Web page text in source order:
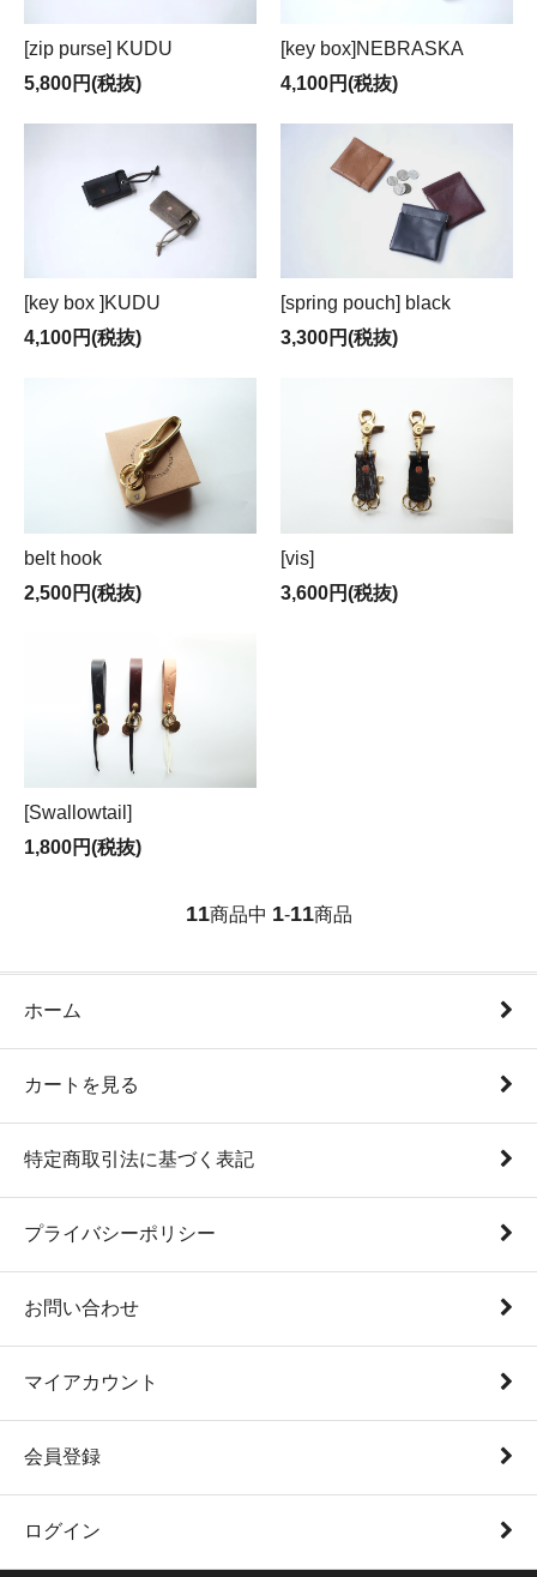
[zip purse] KUDU
5,800円(税抜)
[key box]NEBRASKA
4,100円(税抜)
[key box ]KUDU
4,100円(税抜)
[spring pouch] black
3,300円(税抜)
belt hook
2,500円(税抜)
[vis]
3,600円(税抜)
[Swallowtail]
1,800円(税抜)
11商品中 1-11商品
ホーム
カートを見る
特定商取引法に基づく表記
プライバシーポリシー
お問い合わせ
マイアカウント
会員登録
ログイン